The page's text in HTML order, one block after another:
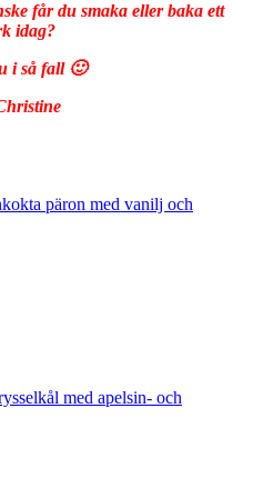
får du smaka eller baka ett
idag?
i så fall 🙂
päron med vanilj och
med apelsin- och